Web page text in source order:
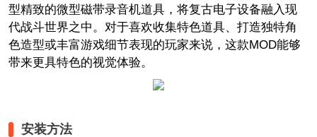
型精致的微型磁带录音机道具，将复古电子设备融入现
代战斗世界之中。对于喜欢收集特色道具、打造独特角
色造型或丰富游戏细节表现的玩家来说，这款MOD能够
带来更具特色的视觉体验。
安装方法